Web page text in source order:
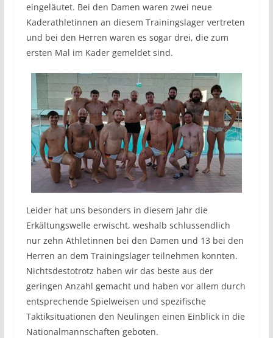
eingeläutet. Bei den Damen waren zwei neue
Kaderathletinnen an diesem Trainingslager vertreten
und bei den Herren waren es sogar drei, die zum
ersten Mal im Kader gemeldet sind.
Leider hat uns besonders in diesem Jahr die
Erkältungswelle erwischt, weshalb schlussendlich
nur zehn Athletinnen bei den Damen und 13 bei den
Herren an dem Trainingslager teilnehmen konnten.
Nichtsdestotrotz haben wir das beste aus der
geringen Anzahl gemacht und haben vor allem durch
entsprechende Spielweisen und spezifische
Taktiksituationen den Neulingen einen Einblick in die
Nationalmannschaften geboten.